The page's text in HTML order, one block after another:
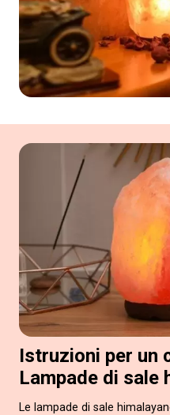
Istruzioni per un
Lampade di sale
Le lampade di sale